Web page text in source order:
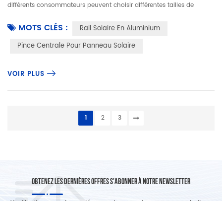
différents consommateurs peuvent choisir différentes tailles de
aluminiu...
MOTS CLÉS :
Rail Solaire En Aluminium
Pince Centrale Pour Panneau Solaire
VOIR PLUS
1 2 3
OBTENEZ LES DERNIÈRES OFFRES S'ABONNER À NOTRE NEWSLETTER